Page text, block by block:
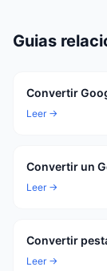
Guias
Convertir
Leer →
Convertir un
Leer →
Convertir
Leer →